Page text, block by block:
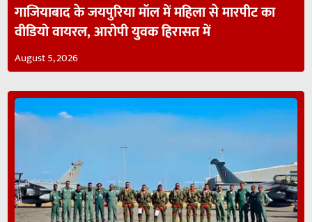
गाजियाबाद के जयपुरिया मॉल में महिला से मारपीट का
वीडियो वायरल, आरोपी युवक हिरासत में
August 5, 2026